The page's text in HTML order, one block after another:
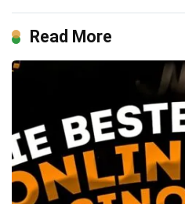
Read More